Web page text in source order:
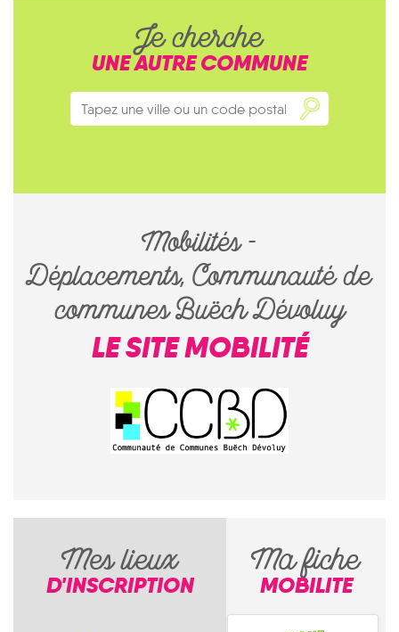
Je cherche
UNE AUTRE COMMUNE
Mobilités -
Déplacements, Communauté de
communes Buëch Dévoluy
LE SITE MOBILITÉ
Mes lieux
D'INSCRIPTION Ma fiche
MOBILITE